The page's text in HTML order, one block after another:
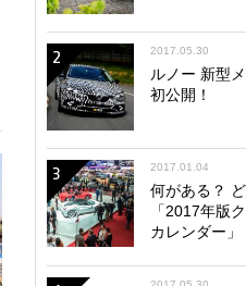
2 2017.05.30
ルノー 新型
初公開！
3 2017.01.04
何がある？
「2017年版
カレンダー」